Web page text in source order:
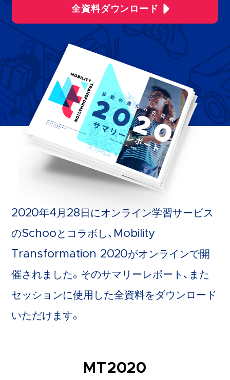
全資料ダウンロード
2020年4月28日にオンライン学習サービス
のSchooとコラボし、Mobility
Transformation 2020がオンラインで開
催されました。そのサマリーレポート、また
セッションに使用した全資料をダウンロード
いただけます。
MT2020